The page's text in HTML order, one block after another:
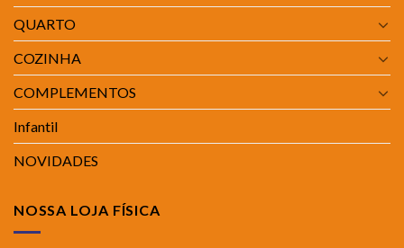
QUARTO
COZINHA
COMPLEMENTOS
Infantil
NOVIDADES
NOSSA LOJA FÍSICA